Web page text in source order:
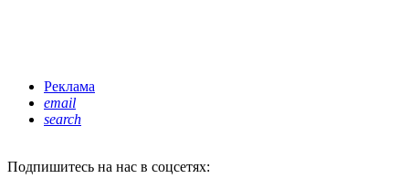
Реклама
email
search
Подпишитесь на нас в соцсетях: